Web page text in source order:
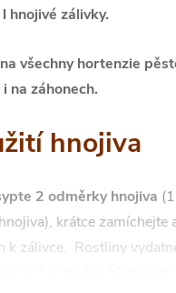
hnojivé zálivky.
všechny hortenzie
na záhonech.
hnojiva
2 odměrky hnojiva
krátce zamíchejte
k zálivce. Rostliny